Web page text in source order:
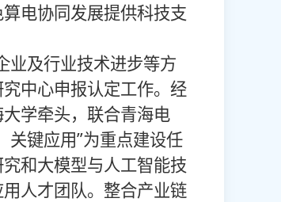
电协同发展提供科技支
业及行业技术进步等方
中心申报认定工作。经
学牵头，联合青海电
关键应用”为重点建设任
和大模型与人工智能技
人才团队。整合产业链